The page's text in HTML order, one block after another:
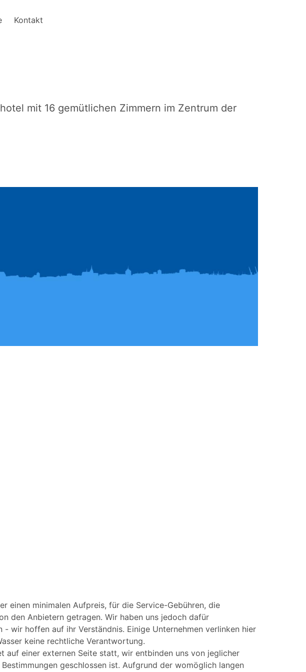
Kontakt
mit 16 gemütlichen Zimmern im Zentrum der
einen minimalen Aufpreis, für die Service-Gebühren, die
den Anbietern getragen. Wir haben uns jedoch dafür
wir hoffen auf ihr Verständnis. Einige Unternehmen verlinken hier
keine rechtliche Verantwortung.
auf einer externen Seite statt, wir entbinden uns von jeglicher
geschlossen ist. Aufgrund der womöglich langen